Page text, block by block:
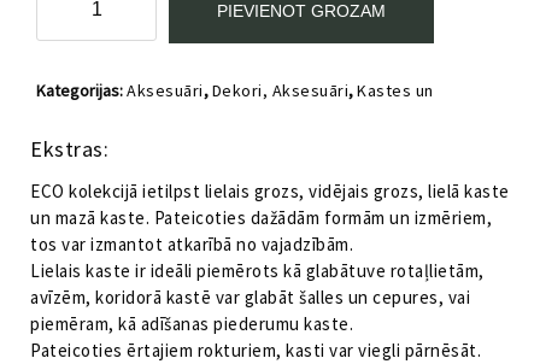
ar
Eco
PIEVIENOT GROZAM
Kategorijas:Aksesuāri,Dekori, Aksesuāri,Kastes un
Ekstras:
ECO kolekcijā ietilpst lielais grozs, vidējais grozs, lielā kaste
un mazā kaste. Pateicoties dažādām formām un izmēriem,
tos var izmantot atkarībā no vajadzībām.
Lielais kaste ir ideāli piemērots kā glabātuve rotaļlietām,
avīzēm, koridorā kastē var glabāt šalles un cepures, vai
piemēram, kā adīšanas piederumu kaste.
Pateicoties ērtajiem rokturiem, kasti var viegli pārnēsāt.